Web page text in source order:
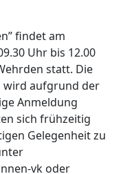
findet am
Uhr bis 12.00
statt. Die
wird aufgrund der
Anmeldung
sich frühzeitig
Gelegenheit zu
vk oder